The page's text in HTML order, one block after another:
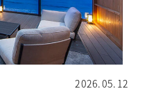
2026.05.12